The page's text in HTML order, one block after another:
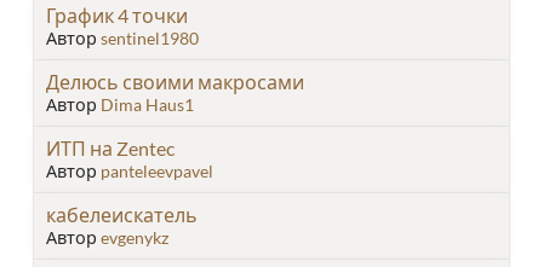
График 4 точки
Автор sentinel1980
Делюсь своими макросами
Автор Dima Haus1
ИТП на Zentec
Автор panteleevpavel
кабелеискатель
Автор evgenykz